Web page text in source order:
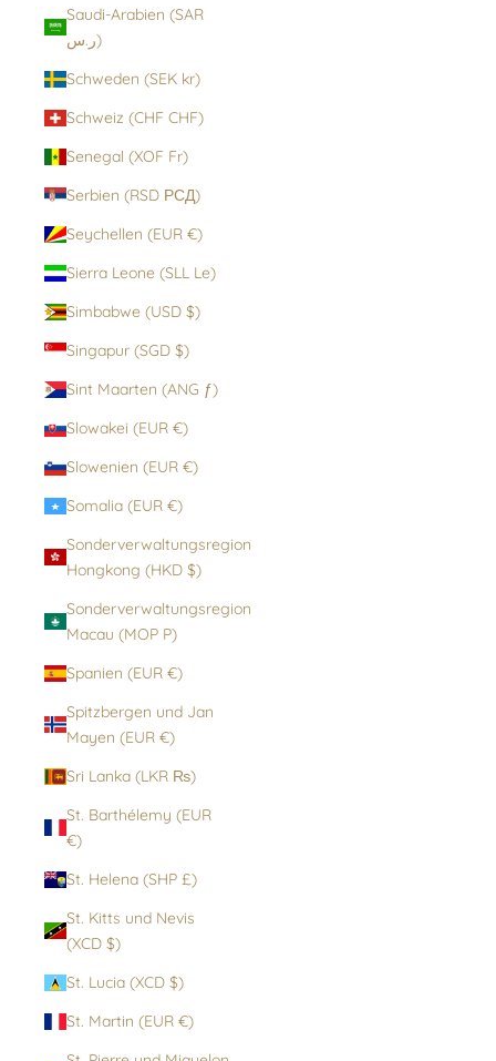
Saudi-Arabien (SAR
ر.س)
Schweden (SEK kr)
Schweiz (CHF CHF)
Senegal (XOF Fr)
Serbien (RSD РСД)
Seychellen (EUR €)
Sierra Leone (SLL Le)
Simbabwe (USD $)
Singapur (SGD $)
Sint Maarten (ANG ƒ)
Slowakei (EUR €)
Slowenien (EUR €)
Somalia (EUR €)
Sonderverwaltungsregion
Hongkong (HKD $)
Sonderverwaltungsregion
Macau (MOP P)
Spanien (EUR €)
Spitzbergen und Jan
Mayen (EUR €)
Sri Lanka (LKR ₨)
St. Barthélemy (EUR
€)
St. Helena (SHP £)
St. Kitts und Nevis
(XCD $)
St. Lucia (XCD $)
St. Martin (EUR €)